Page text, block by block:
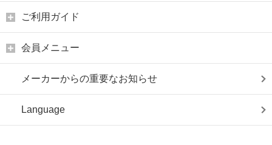
ご利用ガイド
会員メニュー
メーカーからの重要なお知らせ
Language